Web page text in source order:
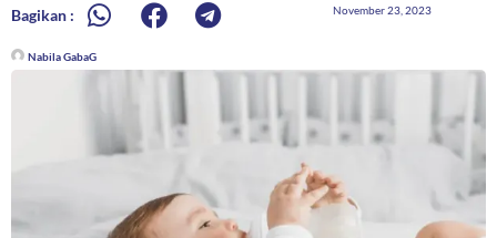
Bagikan : November 23, 2023
Nabila GabaG